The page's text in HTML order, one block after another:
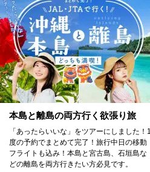
本島と離島の両方行く欲張り旅
「あったらいいな」をツアーにしました！1
度の予約でまとめて完了！旅行中日の移動
フライトも込み！本島と宮古島、石垣島な
どの離島を両方行きたい方必見です。